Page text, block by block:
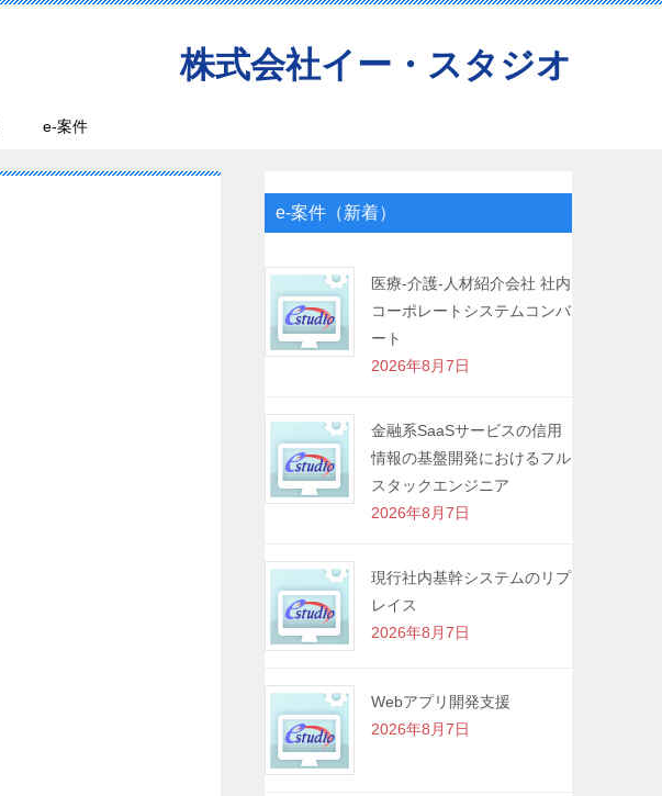
株式会社イー・スタジオ
e-案件
e-案件（新着）
医療-介護-人材紹介会社 社内
コーポレートシステムコンバ
ート
2026年8月7日
金融系SaaSサービスの信用
情報の基盤開発におけるフル
スタックエンジニア
2026年8月7日
現行社内基幹システムのリプ
レイス
2026年8月7日
Webアプリ開発支援
2026年8月7日